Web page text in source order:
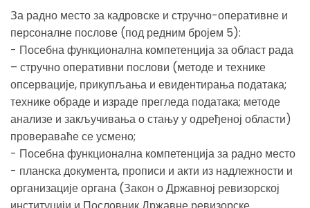
За радно место за кадровске и стручно-оперативне и
персоналне послове (под редним бројем 5):
- Посебна функционална компетенција за област рада
– стручно оперативни послови (методе и технике
опсервације, прикупљања и евидентирања података;
технике обраде и израде прегледа података; методе
анализе и закључивања о стању у одређеној области)
провераваће се усмено;
- Посебна функционална компетенција за радно место
- планска документа, прописи и акти из надлежности и
организације органа (Закон о Државној ревизорској